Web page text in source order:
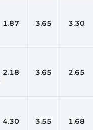
1.87 3.65 3.30
2.18 3.65 2.65
4.30 3.55 1.68